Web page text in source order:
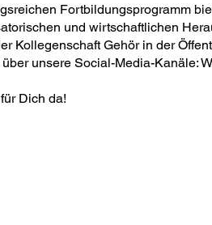
Fortbildungsprogramm
und wirtschaftlichen
Kollegenschaft Gehör in der
unsere Social-Media-Kanäle:
Dich da!